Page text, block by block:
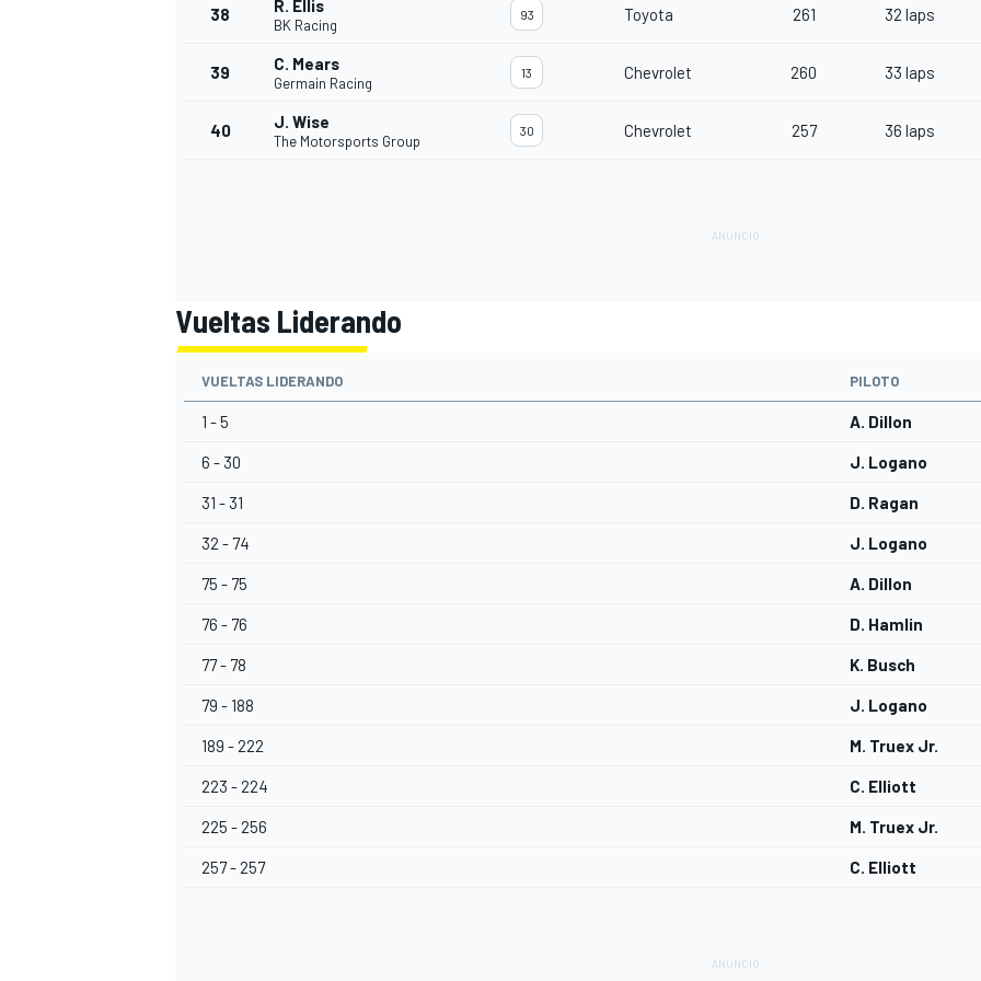
38 R. Ellis
BK Racing
93 Toyota 261 32 laps
39 C. Mears
Germain Racing
13 Chevrolet 260 33 laps
40 J. Wise
The Motorsports Group
30 Chevrolet 257 36 laps
Vueltas Liderando
VUELTAS LIDERANDO PILOTO
1 - 5 A. Dillon
6 - 30 J. Logano
31 - 31 D. Ragan
32 - 74 J. Logano
75 - 75 A. Dillon
76 - 76 D. Hamlin
77 - 78 K. Busch
79 - 188 J. Logano
189 - 222 M. Truex Jr.
223 - 224 C. Elliott
225 - 256 M. Truex Jr.
257 - 257 C. Elliott